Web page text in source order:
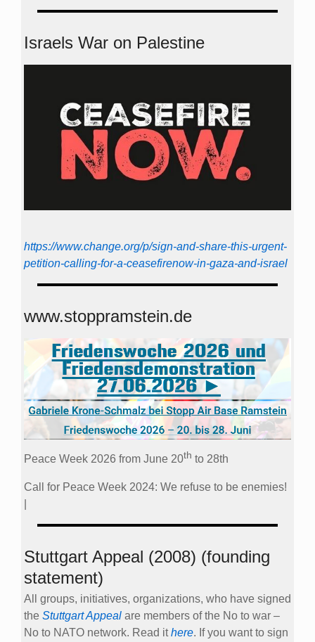
Israels War on Palestine
https://www.change.org/p/sign-and-share-this-urgent-
petition-calling-for-a-ceasefirenow-in-gaza-and-israel
www.stoppramstein.de
Peace Week 2026 from June 20th to 28th
Call for Peace Week 2024: We refuse to be enemies!
Stuttgart Appeal (2008) (founding
statement)
All groups, initiatives, organizations, who have signed
the Stuttgart Appeal are members of the No to war –
No to NATO network. Read ithere. If you want to sign